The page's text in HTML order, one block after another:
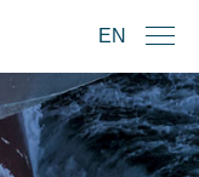
EN
EN